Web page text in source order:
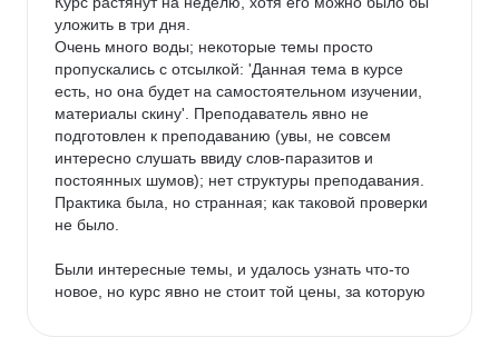
уложить в три дня.
Очень много воды; некоторые темы просто
пропускались с отсылкой: 'Данная тема в курсе
есть, но она будет на самостоятельном изучении,
материалы скину'. Преподаватель явно не
подготовлен к преподаванию (увы, не совсем
интересно слушать ввиду слов-паразитов и
постоянных шумов); нет структуры преподавания.
Практика была, но странная; как таковой проверки
не было.
Были интересные темы, и удалось узнать что-то
новое, но курс явно не стоит той цены, за которую